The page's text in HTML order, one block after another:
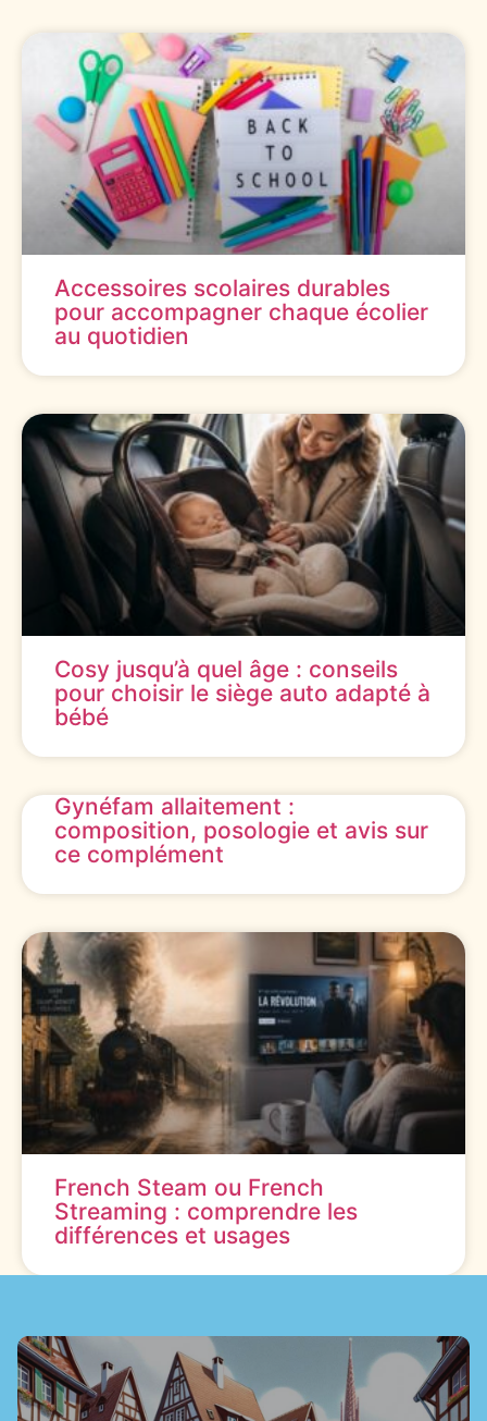
Accessoires scolaires durables
pour accompagner chaque écolier
au quotidien
Cosy jusqu’à quel âge : conseils
pour choisir le siège auto adapté à
bébé
Gynéfam allaitement :
composition, posologie et avis sur
ce complément
French Steam ou French
Streaming : comprendre les
différences et usages